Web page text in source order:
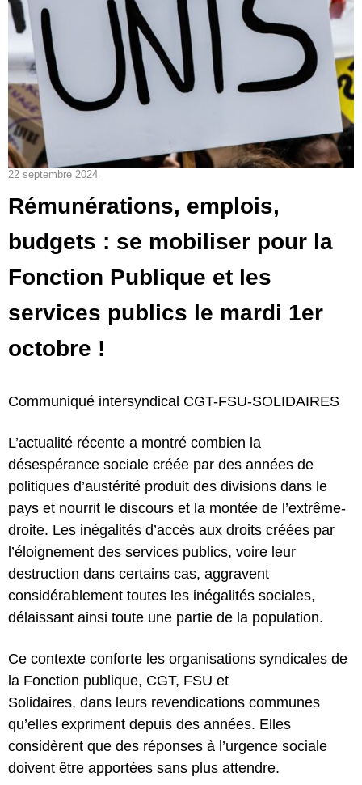
22 septembre 2024
Rémunérations, emplois,
budgets : se mobiliser pour la
Fonction Publique et les
services publics le mardi 1er
octobre !
Communiqué intersyndical CGT-FSU-SOLIDAIRES
L’actualité récente a montré combien la
désespérance sociale créée par des années de
politiques d’austérité produit des divisions dans le
pays et nourrit le discours et la montée de l’extrême-
droite. Les inégalités d’accès aux droits créées par
l’éloignement des services publics, voire leur
destruction dans certains cas, aggravent
considérablement toutes les inégalités sociales,
délaissant ainsi toute une partie de la population.
Ce contexte conforte les organisations syndicales de
la Fonction publique, CGT, FSU et
Solidaires, dans leurs revendications communes
qu’elles expriment depuis des années. Elles
considèrent que des réponses à l’urgence sociale
doivent être apportées sans plus attendre.